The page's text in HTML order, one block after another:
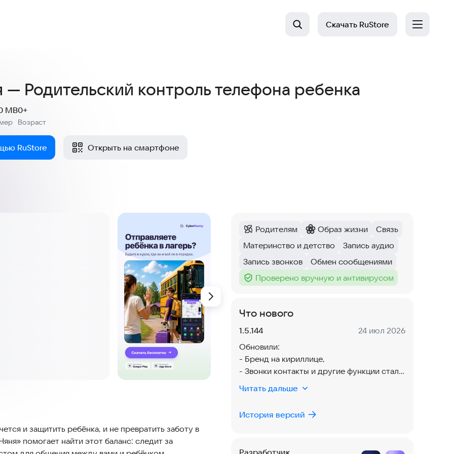
Скачать RuStore
Родительский контроль телефона ребенка
MB
Возраст
0+
RuStore Открыть на смартфоне
и защитить ребёнка, и не превратить заботу в
помогает найти этот баланс: следит за
Категория:
Родителям
Категория:
Образ жизни
Тег:
Связь
Тег:
Материнство и детство
Тег:
Запись аудио
Тег:
Запись звонков
Тег:
Обмен сообщениями
Тег :
Проверено вручную и антивирусом
Что нового
Версия:
1.5.144 Дата:
24 июл 2026
Обновили:
- Бренд на кириллице,
- Звонки контакты и другие функции стали
стабильнее,
- Дизайн изменен в корне - рассчитан на
- Добавили возможность использования
Читать дальше
История версий
Разработчик